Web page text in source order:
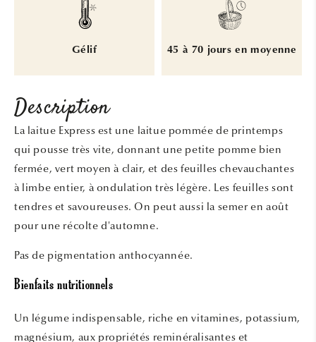
Gélif 45 à 70 jours en moyenne
Description
La laitue Express est une laitue pommée de printemps
qui pousse très vite, donnant une petite pomme bien
fermée, vert moyen à clair, et des feuilles chevauchantes
à limbe entier, à ondulation très légère. Les feuilles sont
tendres et savoureuses. On peut aussi la semer en août
pour une récolte d'automne.
Pas de pigmentation anthocyannée.
Bienfaits nutritionnels
Un légume indispensable, riche en vitamines, potassium,
magnésium, aux propriétés reminéralisantes et